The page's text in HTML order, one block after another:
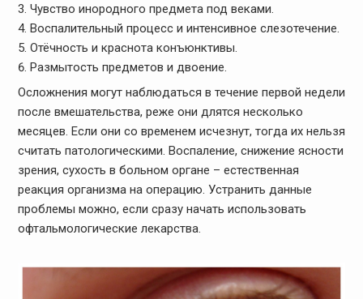
Чувство инородного предмета под веками.
Воспалительный процесс и интенсивное слезотечение.
Отёчность и краснота конъюнктивы.
Размытость предметов и двоение.
Осложнения могут наблюдаться в течение первой недели
после вмешательства, реже они длятся несколько
месяцев. Если они со временем исчезнут, тогда их нельзя
считать патологическими. Воспаление, снижение ясности
зрения, сухость в больном органе – естественная
реакция организма на операцию. Устранить данные
проблемы можно, если сразу начать использовать
офтальмологические лекарства.